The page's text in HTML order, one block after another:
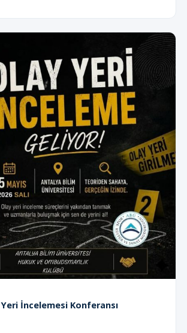
İncelemesi Konferansı